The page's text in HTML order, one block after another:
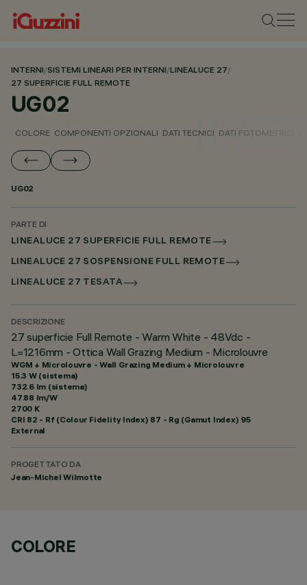
INTERNI/SISTEMI LINEARI PER INTERNI/LINEALUCE 27/
27 SUPERFICIE FULL REMOTE
UG02
COLORE COMPONENTI OPZIONALI DATI TECNICI DATI FOTOMETRICI
UG02
PARTE DI
LINEALUCE 27 SUPERFICIE FULL REMOTE
LINEALUCE 27 SOSPENSIONE FULL REMOTE
LINEALUCE 27 TESATA
DESCRIZIONE
27 superficie Full Remote - Warm White - 48Vdc -
L=1216mm - Ottica Wall Grazing Medium - Microlouvre
WGM + Microlouvre - Wall Grazing Medium + Microlouvre
15.3 W (sistema)
732.6 lm (sistema)
47.88 lm/W
2700 K
CRI 82 - Rf (Colour Fidelity Index) 87 - Rg (Gamut Index) 95
External
PROGETTATO DA
Jean-Michel Wilmotte
COLORE